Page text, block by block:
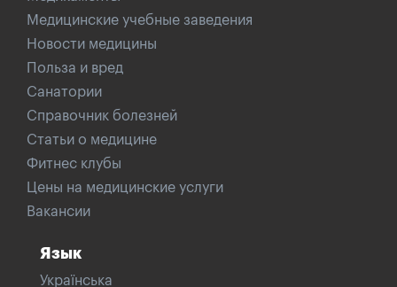
Медицинские учебные заведения
Новости медицины
Польза и вред
Санатории
Справочник болезней
Статьи о медицине
Фитнес клубы
Цены на медицинские услуги
Вакансии
Язык
Українська